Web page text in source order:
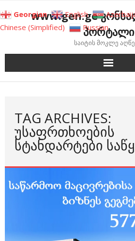
to
content
www.gen.ge
პორტალი
საიტის მოკლე
TAG ARCHIVES:
ᲣᲡᲐᲤᲠᲗᲮᲝᲔᲑᲘᲡ
ᲡᲢᲐᲜᲓᲐᲠᲢᲔᲑᲘ
Georgian English
Chinese (Simplified)
Russian